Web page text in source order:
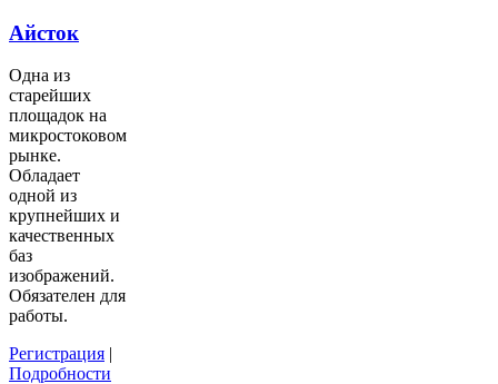
Айсток
Одна из
старейших
площадок на
микростоковом
рынке.
Обладает
одной из
крупнейших и
качественных
баз
изображений.
Обязателен для
работы.
Регистрация |
Подробности